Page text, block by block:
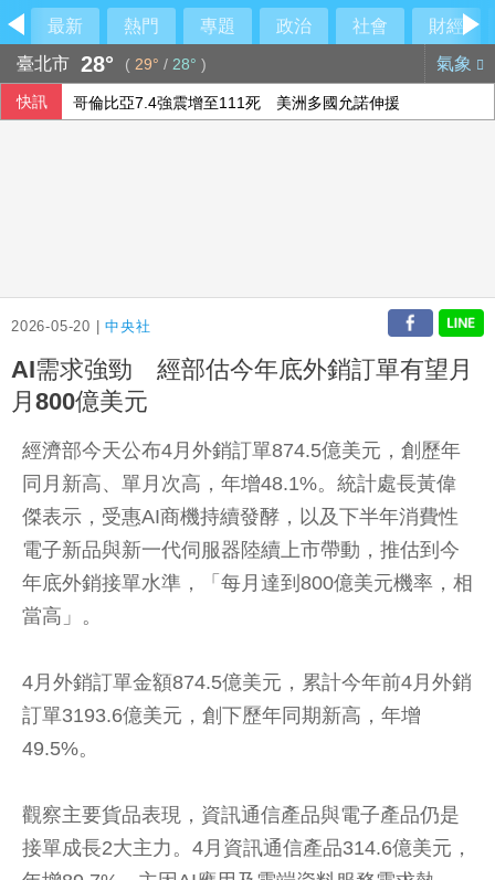
最新 熱門 專題 政治 社會
財經
臺北市 28° ( 29° / 28° ) 氣象
快訊 哥倫比亞7.4強震增至111死 美洲多國允諾伸援
2026-05-20 |中央社
AI需求強勁 經部估今年底外銷訂單有望月
月800億美元
經濟部今天公布4月外銷訂單874.5億美元，創歷年
同月新高、單月次高，年增48.1%。統計處長黃偉
傑表示，受惠AI商機持續發酵，以及下半年消費性
電子新品與新一代伺服器陸續上市帶動，推估到今
年底外銷接單水準，「每月達到800億美元機率，相
當高」。
4月外銷訂單金額874.5億美元，累計今年前4月外銷
訂單3193.6億美元，創下歷年同期新高，年增
49.5%。
觀察主要貨品表現，資訊通信產品與電子產品仍是
接單成長2大主力。4月資訊通信產品314.6億美元，